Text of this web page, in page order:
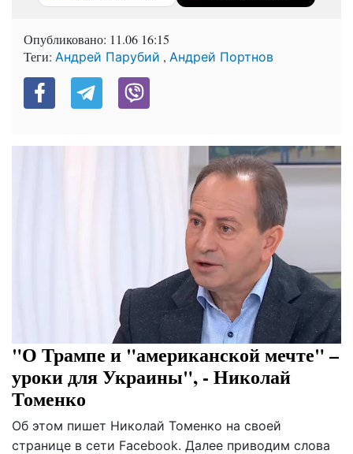
Опубликовано: 11.06 16:15
Теги: Андрей Парубий , Андрей Портнов
"О Трампе и "американской мечте" –
уроки для Украины", - Николай
Томенко
Об этом пишет Николай Томенко на своей
странице в сети Facebook. Далее приводим слова